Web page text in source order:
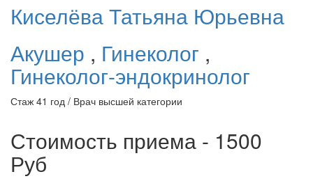
КиселёваТатьяна Юрьевна
Акушер , Гинеколог ,
Гинеколог-эндокринолог
Стаж 41 год / Врач высшей категории
Стоимость приема - 1500
Руб